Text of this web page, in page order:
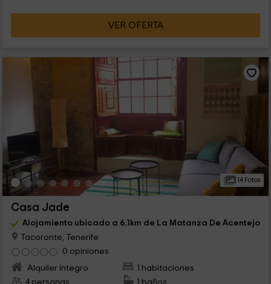
VER OFERTA
14 Fotos
Casa Jade
Alojamiento ubicado a 6.1km de La Matanza De Acentejo
Tacoronte, Tenerife
0 opiniones
Alquiler íntegro
1 habitaciones
4 personas
1 baños